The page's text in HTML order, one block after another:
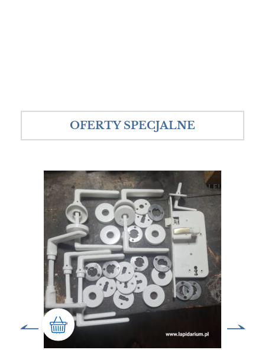
OFERTY SPECJALNE
SALE!